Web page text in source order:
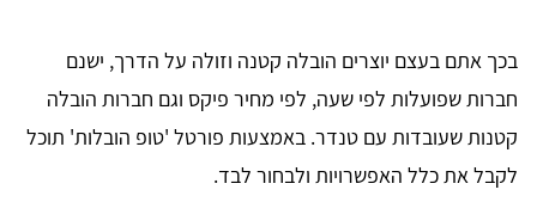
בכך אתם בעצם יוצרים הובלה קטנה וזולה על הדרך, ישנם
חברות שפועלות לפי שעה, לפי מחיר פיקס וגם חברות הובלה
קטנות שעובדות עם טנדר. באמצעות פורטל 'טופ הובלות' תוכל
לקבל את כלל האפשרויות ולבחור לבד.